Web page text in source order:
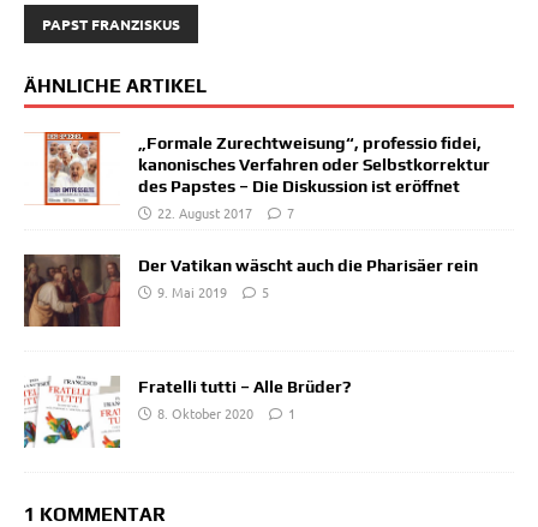
PAPST FRANZISKUS
ÄHNLICHE ARTIKEL
„Formale Zurechtweisung“, professio fidei,
kanonisches Verfahren oder Selbstkorrektur
des Papstes – Die Diskussion ist eröffnet
22. August 2017
7
Der Vatikan wäscht auch die Pharisäer rein
9. Mai 2019
5
Fratelli tutti – Alle Brüder?
8. Oktober 2020
1
1 KOMMENTAR